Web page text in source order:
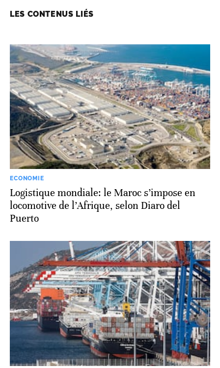
LES CONTENUS LIÉS
ECONOMIE
Logistique mondiale: le Maroc s’impose en
locomotive de l’Afrique, selon Diaro del
Puerto